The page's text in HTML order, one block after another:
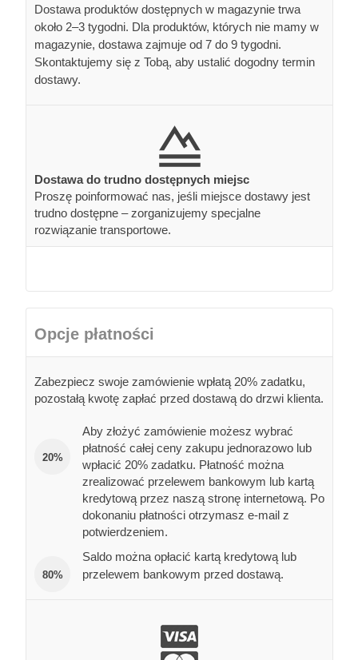
Dostawa produktów dostępnych w magazynie trwa
około 2–3 tygodni. Dla produktów, których nie mamy w
magazynie, dostawa zajmuje od 7 do 9 tygodni.
Skontaktujemy się z Tobą, aby ustalić dogodny termin
dostawy.
Dostawa do trudno dostępnych miejsc
Proszę poinformować nas, jeśli miejsce dostawy jest
trudno dostępne – zorganizujemy specjalne
rozwiązanie transportowe.
Opcje płatności
Zabezpiecz swoje zamówienie wpłatą 20% zadatku,
pozostałą kwotę zapłać przed dostawą do drzwi klienta.
20%
Aby złożyć zamówienie możesz wybrać
płatność całej ceny zakupu jednorazowo lub
wpłacić 20% zadatku. Płatność można
zrealizować przelewem bankowym lub kartą
kredytową przez naszą stronę internetową. Po
dokonaniu płatności otrzymasz e-mail z
potwierdzeniem.
80%
Saldo można opłacić kartą kredytową lub
przelewem bankowym przed dostawą.